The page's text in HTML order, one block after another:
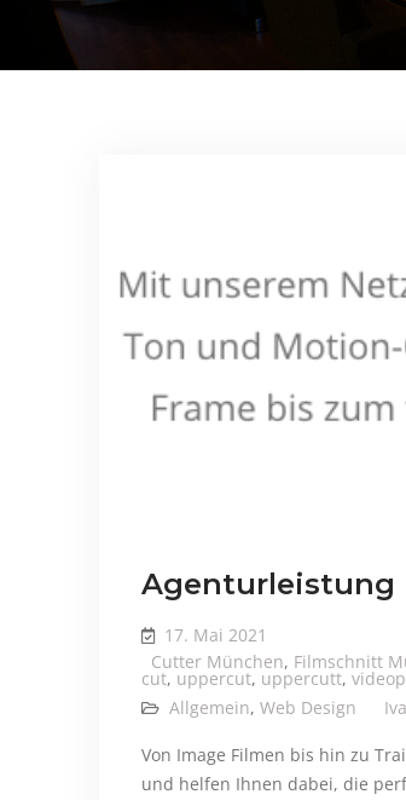
Agenturleistung
17. Mai 2021
Cutter München, Filmschnitt
cut, uppercut, uppercutt,
Allgemein, Web Design
Von Image Filmen bis hin zu
und helfen Ihnen dabei, die